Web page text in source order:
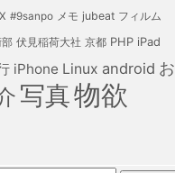
#9sanpo メモ jubeat フィルム
伏見稲荷大社 京都 PHP iPad
iPhone Linux android お
写真物欲